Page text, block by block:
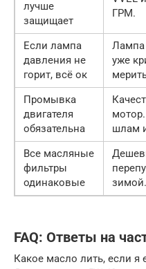
лучше
защищает
ГРМ.
Если лампа
давления не
горит, всё ок
Лампа
уже
Промывка
двигателя
обязательна
шлам
Все масляные
фильтры
одинаковые
зимой.
FAQ: Ответы на
Какое масло лить, если я